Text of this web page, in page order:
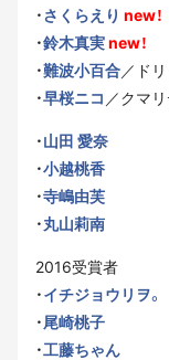
・さくらえり new！
・鈴木真実new！
・難波小百合／ド
・早桜ニコ ／クマ
・山田 愛奈
・小越桃香
・寺嶋由芙
・丸山莉南
2016受賞者
・イチジョウリヲ。
・尾崎桃子
・工藤ちゃん